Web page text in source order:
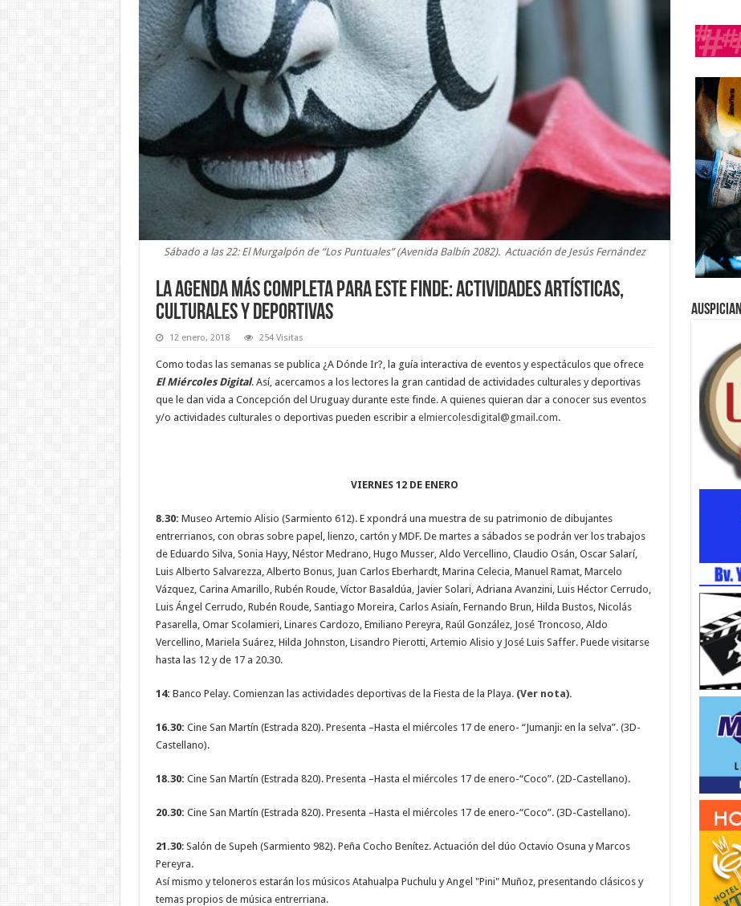
Sábado a las 22: El Murgalpón de “Los Puntuales” (Avenida Balbín 2082). Actuación de Jesús Fernández
La agenda más completa para este finde: actividades artísticas,
culturales y deportivas
12 enero, 2018 254 Visitas
Como todas las semanas se publica ¿A Dónde Ir?, la guía interactiva de eventos y espectáculos que ofrece
El Miércoles Digital. Así, acercamos a los lectores la gran cantidad de actividades culturales y deportivas
que le dan vida a Concepción del Uruguay durante este finde. A quienes quieran dar a conocer sus eventos
y/o actividades culturales o deportivas pueden escribir a elmiercolesdigital@gmail.com.
VIERNES 12 DE ENERO
8.30: Museo Artemio Alisio (Sarmiento 612). E xpondrá una muestra de su patrimonio de dibujantes
entrerrianos, con obras sobre papel, lienzo, cartón y MDF. De martes a sábados se podrán ver los trabajos
de Eduardo Silva, Sonia Hayy, Néstor Medrano, Hugo Musser, Aldo Vercellino, Claudio Osán, Oscar Salarí,
Luis Alberto Salvarezza, Alberto Bonus, Juan Carlos Eberhardt, Marina Celecia, Manuel Ramat, Marcelo
Vázquez, Carina Amarillo, Rubén Roude, Víctor Basaldúa, Javier Solari, Adriana Avanzini, Luis Héctor Cerrudo,
Luis Ángel Cerrudo, Rubén Roude, Santiago Moreira, Carlos Asiaín, Fernando Brun, Hilda Bustos, Nicolás
Pasarella, Omar Scolamieri, Linares Cardozo, Emiliano Pereyra, Raúl González, José Troncoso, Aldo
Vercellino, Mariela Suárez, Hilda Johnston, Lisandro Pierotti, Artemio Alisio y José Luis Saffer. Puede visitarse
hasta las 12 y de 17 a 20.30.
14: Banco Pelay. Comienzan las actividades deportivas de la Fiesta de la Playa. (Ver nota).
16.30: Cine San Martín (Estrada 820). Presenta –Hasta el miércoles 17 de enero- “Jumanji: en la selva”. (3D-
Castellano).
18.30: Cine San Martín (Estrada 820). Presenta –Hasta el miércoles 17 de enero-“Coco”. (2D-Castellano).
20.30: Cine San Martín (Estrada 820). Presenta –Hasta el miércoles 17 de enero-“Coco”. (3D-Castellano).
21.30: Salón de Supeh (Sarmiento 982). Peña Cocho Benítez. Actuación del dúo Octavio Osuna y Marcos
Pereyra.
Así mismo y teloneros estarán los músicos Atahualpa Puchulu y Angel "Pini" Muñoz, presentando clásicos y
temas propios de música entrerriana.
Auspician